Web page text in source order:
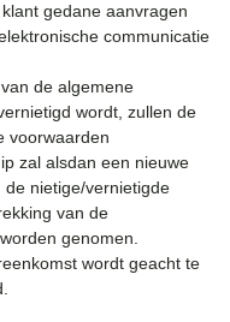
gedane aanvragen
communicatie
de algemene
wordt, zullen de
voorwaarden
zal alsdan een nieuwe
nietige/vernietigde
van de
genomen.
wordt geacht te